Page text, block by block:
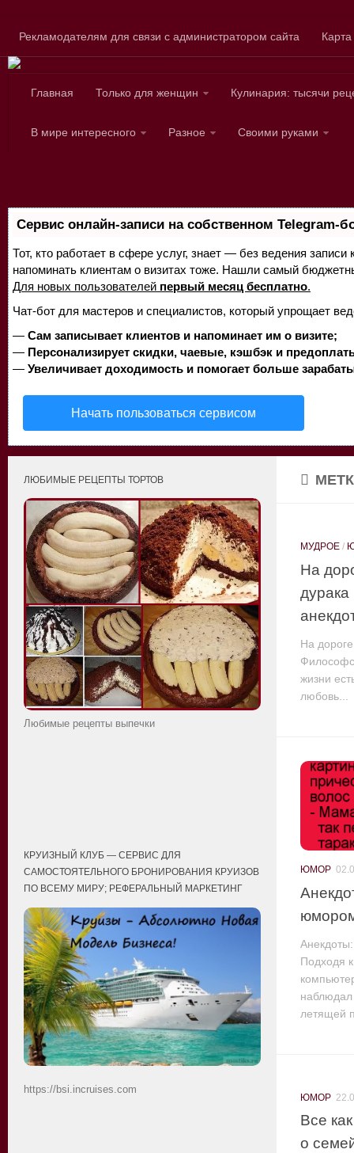
Рекламодателям для связи с администратором сайта
Сайт для
Главная Только для женщин Кулинария: тысячи
В мире интересного Разное Своими руками
Сервис онлайн-записи на собственном Telegram-
Тот, кто работает в сфере услуг, знает — без ведения
напоминать клиентам о визитах тоже. Нашли самый
Для новых пользователей первый месяц бесплатно.
Чат-бот для мастеров и специалистов, который упрощает
— Сам записывает клиентов и напоминает им о визите;
— Персонализирует скидки, чаевые, кэшбэк и
— Увеличивает доходимость и помогает больше
Начать пользоваться сервисом
МУДРОЕ /
На
На
жизни
любовь...
ЮМОР
Подходя
наблюдал
летящей
ЮМОР
Все
о
ЛЮБИМЫЕ РЕЦЕПТЫ ТОРТОВ
Любимые рецепты выпечки
КРУИЗНЫЙ КЛУБ — СЕРВИС ДЛЯ
САМОСТОЯТЕЛЬНОГО БРОНИРОВАНИЯ КРУИЗОВ
ПО ВСЕМУ МИРУ; РЕФЕРАЛЬНЫЙ МАРКЕТИНГ
https://bsi.incruises.com